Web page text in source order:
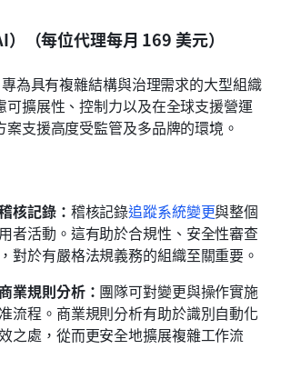
（每位代理每月 169 美元）
為具有複雜結構與治理需求的大型組織
可擴展性、控制力以及在全球支援營運
案支援高度受監管及多品牌的環境。
核記錄： 稽核記錄追蹤系統變更與整個
者活動。這有助於合規性、安全性審查
對於有嚴格法規義務的組織至關重要。
業規則分析： 團隊可對變更與操作實施
流程。商業規則分析有助於識別自動化
之處，從而更安全地擴展複雜工作流